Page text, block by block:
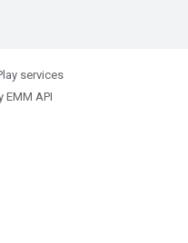
services
EMM API